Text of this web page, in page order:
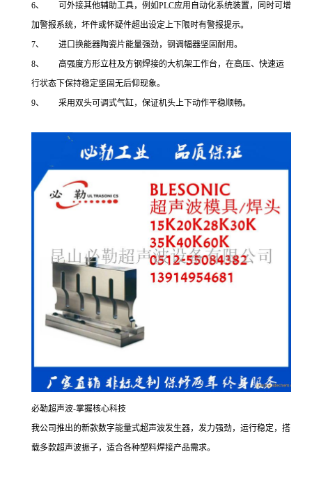
6、 可外接其他辅助工具，例如PLC应用自动化系统装置，同时可增
加警报系统，坏件或怀疑件超出设定上下限时有警报提示。
7、 进口换能器陶瓷片能量强劲，钢调幅器坚固耐用。
8、 高强度方形立柱及方钢焊接的大机架工作台，在高压、快速运
行状态下保持稳定坚固无后仰现象。
9、 采用双头可调式气缸，保证机头上下动作平稳顺畅。
必勒超声波-掌握核心科技
我公司推出的新款数字能量式超声波发生器，发力强劲，运行稳定，搭
载多款超声波振子，适合各种塑料焊接产品需求。